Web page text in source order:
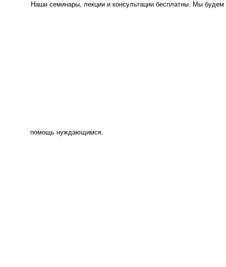
Наши семинары, лекции и консультации бесплатны. Мы
помощь нуждающимся.